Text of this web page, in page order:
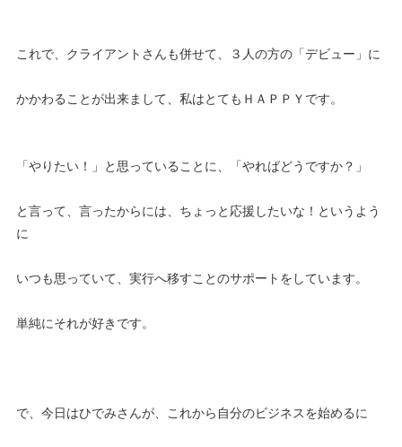
これで、クライアントさんも併せて、３人の方の「デビュー」に
かかわることが出来まして、私はとてもＨＡＰＰＹです。
「やりたい！」と思っていることに、「やればどうですか？」
と言って、言ったからには、ちょっと応援したいな！というよう
に
いつも思っていて、実行へ移すことのサポートをしています。
単純にそれが好きです。
で、今日はひでみさんが、これから自分のビジネスを始めるに